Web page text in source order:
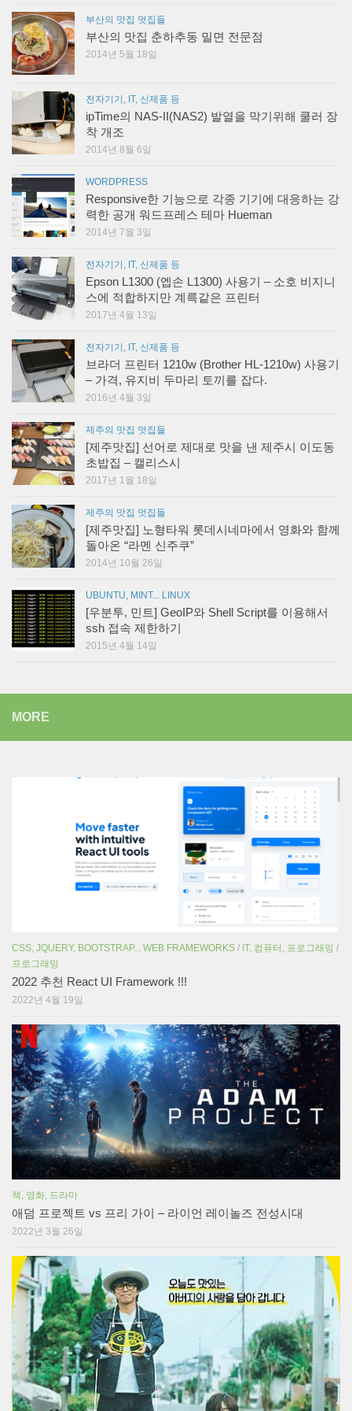
부산의 맛집 멋집들
부산의 맛집 춘하추동 밀면 전문점
2014년 5월 18일
전자기기, IT, 신제품 등
ipTime의 NAS-II(NAS2) 발열을 막기위해 쿨러 장
착 개조
2014년 8월 6일
WORDPRESS
Responsive한 기능으로 각종 기기에 대응하는 강
력한 공개 워드프레스 테마 Hueman
2014년 7월 3일
전자기기, IT, 신제품 등
Epson L1300 (엡손 L1300) 사용기 – 소호 비지니
스에 적합하지만 계륵같은 프린터
2017년 4월 13일
전자기기, IT, 신제품 등
브라더 프린터 1210w (Brother HL-1210w) 사용기
– 가격, 유지비 두마리 토끼를 잡다.
2016년 4월 3일
제주의 맛집 멋집들
[제주맛집] 선어로 제대로 맛을 낸 제주시 이도동
초밥집 – 캘리스시
2017년 1월 18일
제주의 맛집 멋집들
[제주맛집] 노형타워 롯데시네마에서 영화와 함께
돌아온 “라멘 신주쿠”
2014년 10월 26일
UBUNTU, MINT... LINUX
[우분투, 민트] GeoIP와 Shell Script를 이용해서
ssh 접속 제한하기
2015년 4월 14일
MORE
CSS, JQUERY, BOOTSTRAP... WEB FRAMEWORKS / IT, 컴퓨터, 프로그래밍 /
프로그래밍
2022 추천 React UI Framework !!!
2022년 4월 19일
책, 영화, 드라마
애덤 프로젝트 vs 프리 가이 – 라이언 레이놀즈 전성시대
2022년 3월 26일